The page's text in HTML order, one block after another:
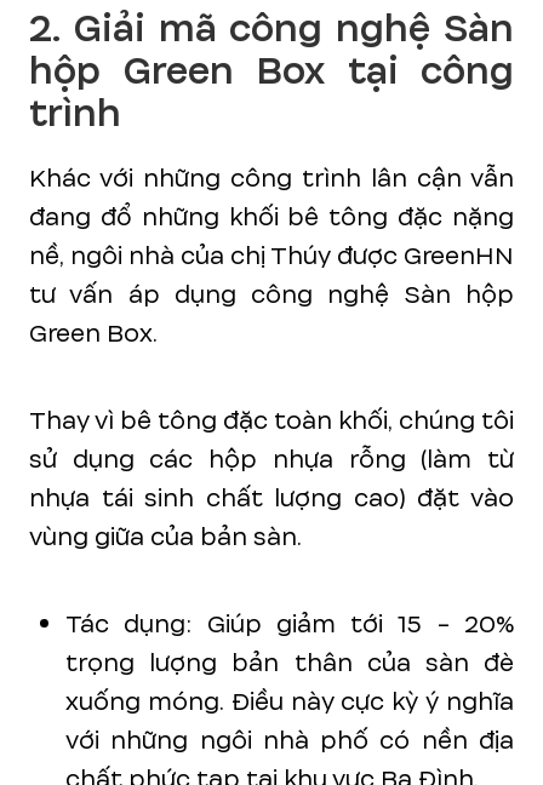
2. Giải mã công nghệ Sàn
hộp Green Box tại công
trình
Khác với những công trình lân cận vẫn
đang đổ những khối bê tông đặc nặng
nề, ngôi nhà của chị Thúy được GreenHN
tư vấn áp dụng công nghệ Sàn hộp
Green Box.
Thay vì bê tông đặc toàn khối, chúng tôi
sử dụng các hộp nhựa rỗng (làm từ
nhựa tái sinh chất lượng cao) đặt vào
vùng giữa của bản sàn.
Tác dụng: Giúp giảm tới 15 - 20%
trọng lượng bản thân của sàn đè
xuống móng. Điều này cực kỳ ý nghĩa
với những ngôi nhà phố có nền địa